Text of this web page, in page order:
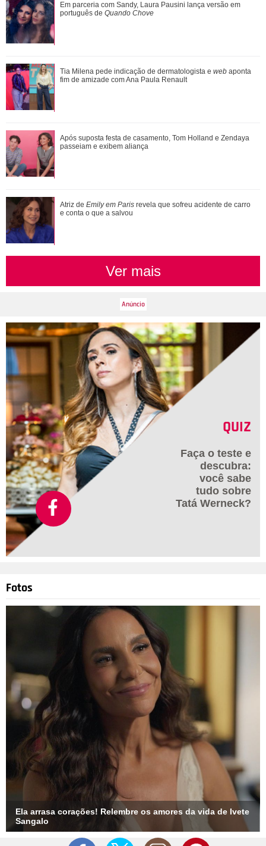
Leonardo compra 60 porcos e brinca ao ter dificuldade com
pagamento: Vou pedir ajuda
Em parceria com Sandy, Laura Pausini lança versão em
português de Quando Chove
Ela arrasa corações! Relembre os amores da vida de Ivete
Sangalo
Adam Sandler anuncia Gente Grande 3 e compartilha foto
com elenco
Em parceria com Sandy, Laura Pausini lança versão em
português de Quando Chove
Tia Milena pede indicação de dermatologista e web aponta
fim de amizade com Ana Paula Renault
Após suposta festa de casamento, Tom Holland e Zendaya
passeiam e exibem aliança
Atriz de Emily em Paris revela que sofreu acidente de carro
e conta o que a salvou
Ver mais
QUIZ
Faça o teste e
descubra:
você sabe
tudo sobre
Tatá Werneck?
Fotos
Ela arrasa corações! Relembre os amores da vida de Ivete
Sangalo